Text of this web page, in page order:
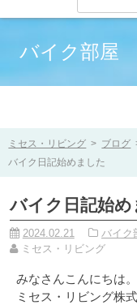
バイク部屋
ミセス・リビング > ブログ
バイク日記始めました
バイク日記始め
2024.02.21 バイク
ミセス・リビング
みなさんこんにちは。
ミセス・リビング株